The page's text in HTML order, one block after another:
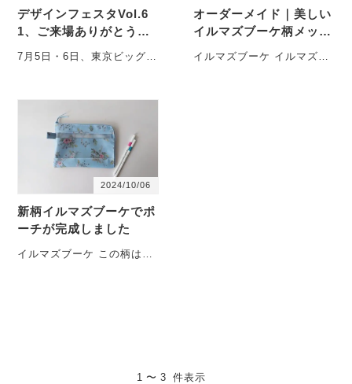
デザインフェスタVol.6
1、ご来場ありがとうご
7月5日・6日、東京ビッグサ
いたしました。 ・・・
オーダーメイド｜美しい
イルマズブーケ柄メッシ
ュポーチ
イルマズブーケ イルマズブ
2024/10/06
新柄イルマズブーケでポ
ーチが完成しました
イルマズブーケ この柄は、
1 〜 3 件表示